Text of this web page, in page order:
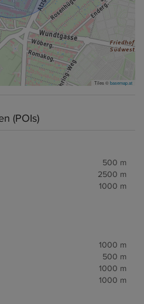
Tiles ©basemap.at
(POIs)
500 m
2500 m
1000 m
1000 m
500 m
1000 m
1000 m